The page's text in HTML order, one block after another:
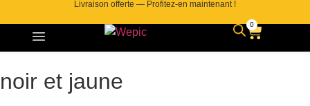
Livraison offerte — Profitez-en maintenant !
0
noir et jaune